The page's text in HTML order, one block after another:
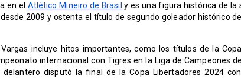
en el Atlético Mineiro de Brasil y es una figura histórica de la
2009 y ostenta el título de segundo goleador histórico
incluye hitos importantes, como los títulos de la
internacional con Tigres en la Liga de Campeones
delantero disputó la final de la Copa Libertadores 2024